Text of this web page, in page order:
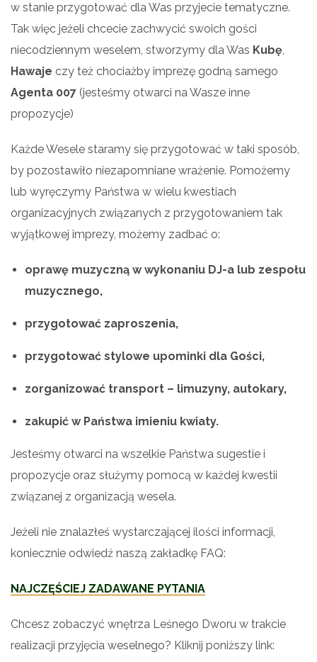
w stanie przygotować dla Was przyjecie tematyczne.
Tak więc jeżeli chcecie zachwycić swoich gości
niecodziennym weselem, stworzymy dla Was Kubę
Hawaje czy też chociażby imprezę godną samego
Agenta 007 (jesteśmy otwarci na Wasze inne
propozycje)
Każde Wesele staramy się przygotować w taki sposób,
by pozostawiło niezapomniane wrażenie. Pomożemy
lub wyręczymy Państwa w wielu kwestiach
organizacyjnych związanych z przygotowaniem tak
wyjątkowej imprezy, możemy zadbać o:
oprawę muzyczną w wykonaniu DJ-a lub zespołu
muzycznego,
przygotować zaproszenia,
przygotować stylowe upominki dla Gości,
zorganizować transport – limuzyny, autokary,
zakupić w Państwa imieniu kwiaty.
Jesteśmy otwarci na wszelkie Państwa sugestie i
propozycje oraz służymy pomocą w każdej kwestii
związanej z organizacją wesela.
Jeżeli nie znalazłeś wystarczającej ilości informacji,
koniecznie odwiedź naszą zakładkę FAQ:
NAJCZĘŚCIEJ ZADAWANE PYTANIA
Chcesz zobaczyć wnętrza Leśnego Dworu w trakcie
realizacji przyjęcia weselnego? Kliknij poniższy link: